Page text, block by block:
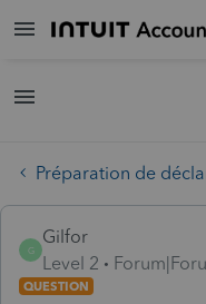
Préparation de
G
Gilfor
Level 2
QUESTION